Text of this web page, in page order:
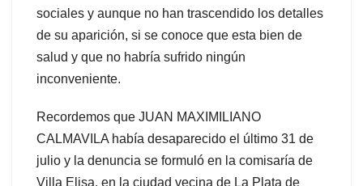
sociales y aunque no han trascendido los detalles
de su aparición, si se conoce que esta bien de
salud y que no habría sufrido ningún
inconveniente.
Recordemos que JUAN MAXIMILIANO
CALMAVILA había desaparecido el último 31 de
julio y la denuncia se formuló en la comisaría de
Villa Elisa, en la ciudad vecina de La Plata de